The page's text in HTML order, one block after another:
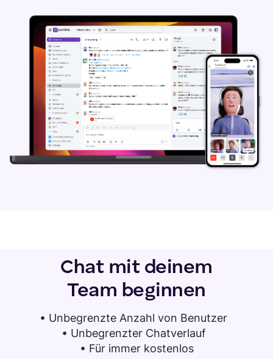
Chat mit deinem
Team beginnen
• Unbegrenzte Anzahl von Benutzer
• Unbegrenzter Chatverlauf
• Für immer kostenlos